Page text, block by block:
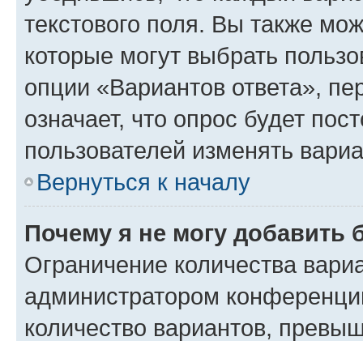
текстового поля. Вы также
которые могут выбрать
опции «Вариантов ответа»,
означает, что опрос будет
пользователей изменять
Вернуться к началу
Почему я не могу добавить
Ограничение количества
администратором
количество вариантов,